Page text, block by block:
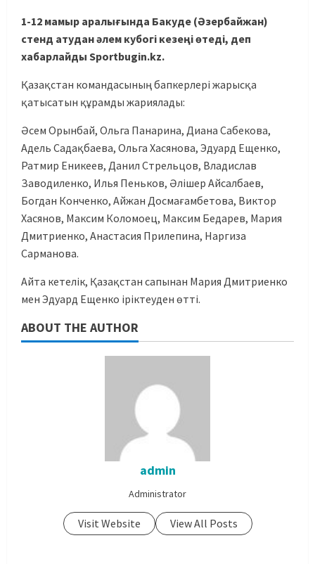
1-12 мамыр аралығында Бакуде (Әзербайжан)
стенд атудан әлем кубогі кезеңі өтеді, деп
хабарлайды Sportbugin.kz.
Қазақстан командасының бапкерлері жарысқа
қатысатын құрамды жариялады:
Әсем Орынбай, Ольга Панарина, Диана Сабекова,
Адель Садақбаева, Ольга Хасянова, Эдуард Ещенко,
Ратмир Еникеев, Данил Стрельцов, Владислав
Заводиленко, Илья Пеньков, Әлішер Айсалбаев,
Богдан Конченко, Айжан Досмағамбетова, Виктор
Хасянов, Максим Коломоец, Максим Бедарев, Мария
Дмитриенко, Анастасия Прилепина, Наргиза
Сарманова.
Айта кетелік, Қазақстан сапынан Мария Дмитриенко
мен Эдуард Ещенко іріктеуден өтті.
ABOUT THE AUTHOR
admin
Administrator
Visit Website View All Posts